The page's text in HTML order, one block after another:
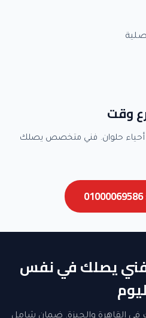
وقت
حلوان. فني متخصص يصلك
فني يصلك في نفس